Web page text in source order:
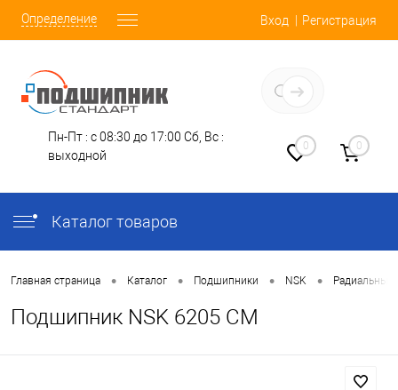
Определение Вход Регистрация
Пн-Пт : с 08:30 до 17:00 Сб, Вс :
выходной
0 0
Каталог товаров
Главная страница • Каталог • Подшипники • NSK •
Подшипник NSK 6205 CM